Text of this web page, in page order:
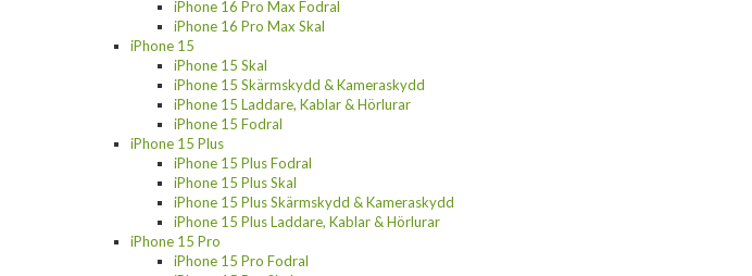
iPhone 16 Pro Max Fodral
iPhone 16 Pro Max Skal
iPhone 15
iPhone 15 Skal
iPhone 15 Skärmskydd & Kameraskydd
iPhone 15 Laddare, Kablar & Hörlurar
iPhone 15 Fodral
iPhone 15 Plus
iPhone 15 Plus Fodral
iPhone 15 Plus Skal
iPhone 15 Plus Skärmskydd & Kameraskydd
iPhone 15 Plus Laddare, Kablar & Hörlurar
iPhone 15 Pro
iPhone 15 Pro Fodral